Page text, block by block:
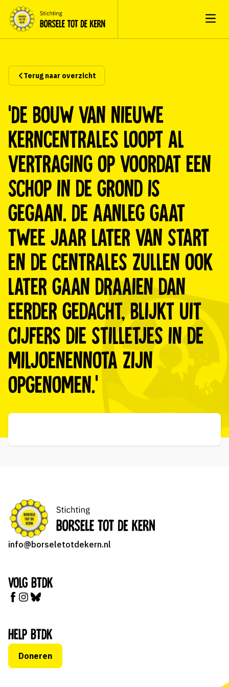
Terug naar overzicht
‘De bouw van nieuwe
kerncentrales loopt al
vertraging op voordat een
schop in de grond is
gegaan. De aanleg gaat
twee jaar later van start
en de centrales zullen ook
later gaan draaien dan
eerder gedacht, blijkt uit
cijfers die stilletjes in de
miljoenennota zijn
opgenomen.’
info@borseletotdekern.nl
Volg BTDK
Help BTDK
Doneren